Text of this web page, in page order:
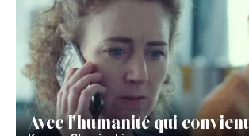
Avec l’humanité qui convient